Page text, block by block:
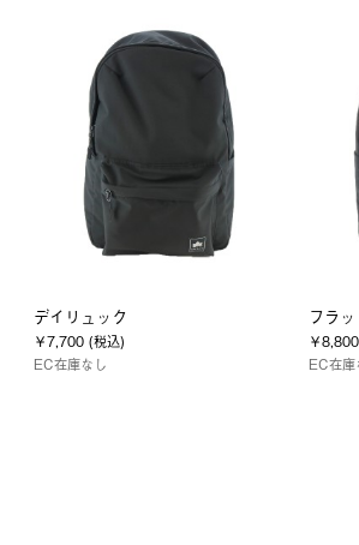
デイリュック
￥7,700 (税込)
EC在庫なし
フラ
￥
EC在庫